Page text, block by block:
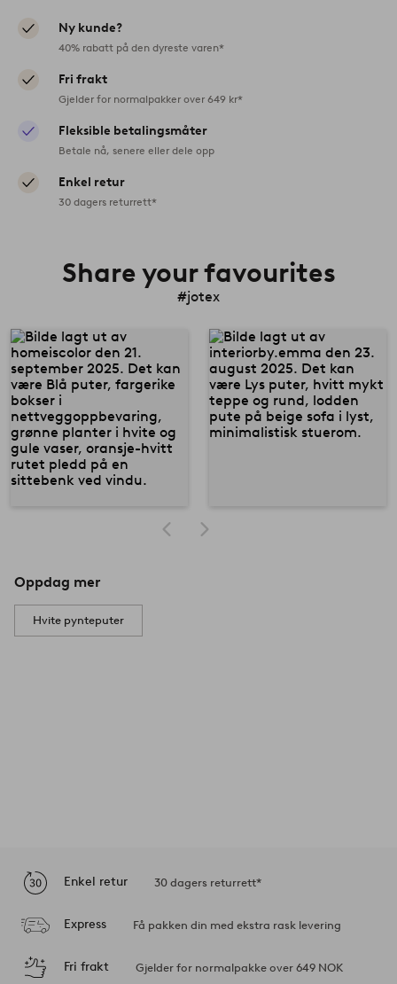
Ny kunde?
40% rabatt på den dyreste varen*
Fri frakt
Gjelder for normalpakker over 649 kr*
Fleksible betalingsmåter
Betale nå, senere eller dele opp
Enkel retur
30 dagers returrett*
Share your favourites
#jotex
Oppdag mer
Hvite pynteputer
Enkel retur 30 dagers returrett*
Express Få pakken din med ekstra rask levering
Fri frakt Gjelder for normalpakke over 649 NOK